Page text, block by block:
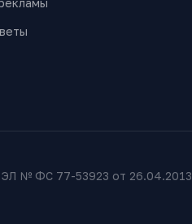
ЭЛ № ФС 77-53923 от 26.04.2013